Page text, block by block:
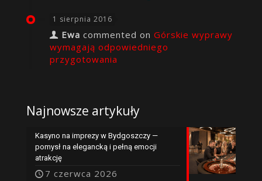
1 sierpnia 2016
Ewa commented on Górskie wyprawy
wymagają odpowiedniego
przygotowania
Najnowsze artykuły
Kasyno na imprezy w Bydgoszczy —
pomysł na elegancką i pełną emocji
atrakcję
7 czerwca 2026